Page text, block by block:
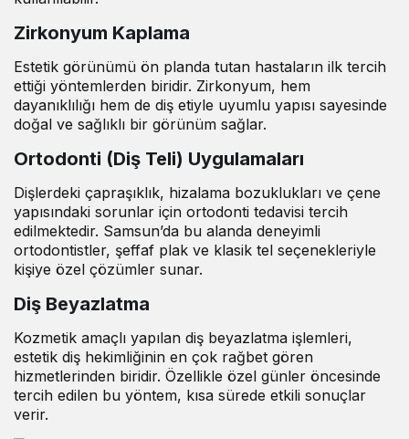
Zirkonyum Kaplama
Estetik görünümü ön planda tutan hastaların ilk tercih
ettiği yöntemlerden biridir. Zirkonyum, hem
dayanıklılığı hem de diş etiyle uyumlu yapısı sayesinde
doğal ve sağlıklı bir görünüm sağlar.
Ortodonti (Diş Teli) Uygulamaları
Dişlerdeki çapraşıklık, hizalama bozuklukları ve çene
yapısındaki sorunlar için ortodonti tedavisi tercih
edilmektedir. Samsun’da bu alanda deneyimli
ortodontistler, şeffaf plak ve klasik tel seçenekleriyle
kişiye özel çözümler sunar.
Diş Beyazlatma
Kozmetik amaçlı yapılan diş beyazlatma işlemleri,
estetik diş hekimliğinin en çok rağbet gören
hizmetlerinden biridir. Özellikle özel günler öncesinde
tercih edilen bu yöntem, kısa sürede etkili sonuçlar
verir.